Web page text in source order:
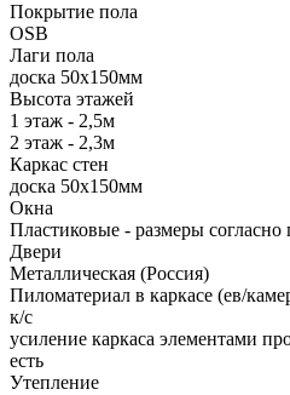
Покрытие пола
ОSB
Лаги пола
доска 50х150мм
Высота этажей
1 этаж - 2,5м
2 этаж - 2,3м
Каркас стен
доска 50х150мм
Окна
Пластиковые - размеры согласно
Двери
Металлическая (Россия)
Пиломатериал в каркасе (ев/
к/с
усиление каркаса элементами
есть
Утепление